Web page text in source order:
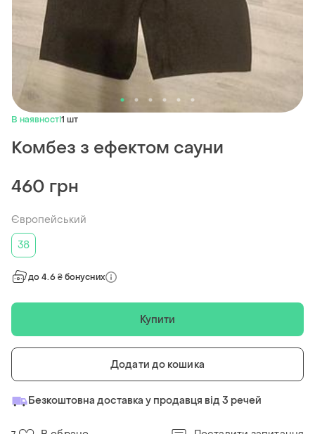
В наявності1 шт
Комбез з ефектом сауни
460 грн
Європейський
38
до 4.6 ₴ бонусних
Купити
Додати до кошика
Безкоштовна доставка у продавця від 3 речей